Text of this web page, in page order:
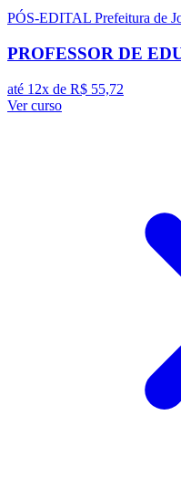
PÓS-EDITAL Prefeitura de
PROFESSOR DE
até 12x de R$ 55,72
Ver curso